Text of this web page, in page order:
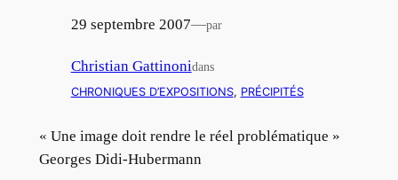
29 septembre 2007—par
Christian Gattinonidans
CHRONIQUES D’EXPOSITIONS, PRÉCIPITÉS
« Une image doit rendre le réel problématique »
Georges Didi-Hubermann